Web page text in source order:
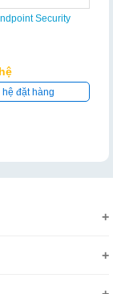
Security
hệ đặt hàng